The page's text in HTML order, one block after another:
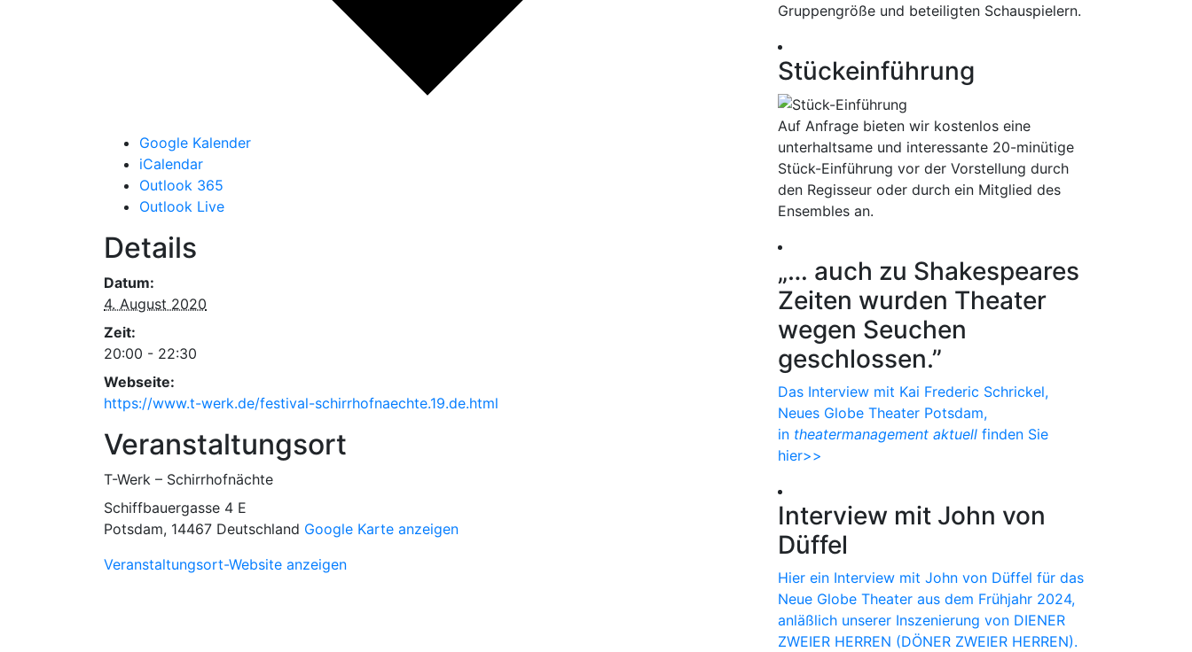
Google Kalender
iCalendar
Outlook 365
Outlook Live
Details
Datum:
4. August 2020
Zeit:
20:00 - 22:30
Webseite:
https://www.t-werk.de/festival-schirrhofnaechte.19.de.html
Veranstaltungsort
T-Werk – Schirrhofnächte
Schiffbauergasse 4 E
Potsdam, 14467 Deutschland Google Karte anzeigen
Veranstaltungsort-Website anzeigen
Gruppengröße und beteiligten Schauspielern.
Stückeinführung
Auf Anfrage bieten wir kostenlos eine
unterhaltsame und interessante 20-minütige
Stück-Einführung vor der Vorstellung durch
den Regisseur oder durch ein Mitglied des
Ensembles an.
„… auch zu Shakespeares
Zeiten wurden Theater
wegen Seuchen
geschlossen.”
Das Interview mit Kai Frederic Schrickel,
Neues Globe Theater Potsdam,
in theatermanagement aktuell finden Sie
hier>>
Interview mit John von
Düffel
Hier ein Interview mit John von Düffel für das
Neue Globe Theater aus dem Frühjahr 2024,
anläßlich unserer Inszenierung von DIENER
ZWEIER HERREN (DÖNER ZWEIER HERREN).